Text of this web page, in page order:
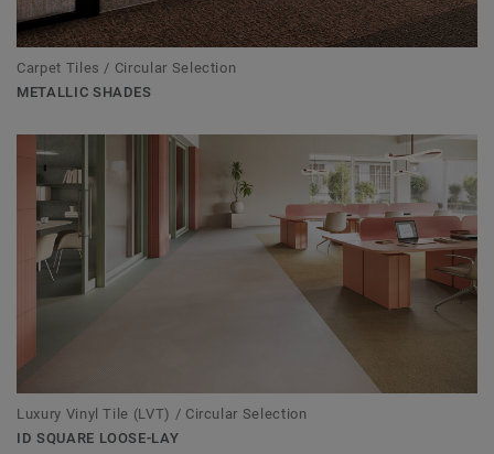
Carpet Tiles / Circular Selection
METALLIC SHADES
Luxury Vinyl Tile (LVT) / Circular Selection
ID SQUARE LOOSE-LAY